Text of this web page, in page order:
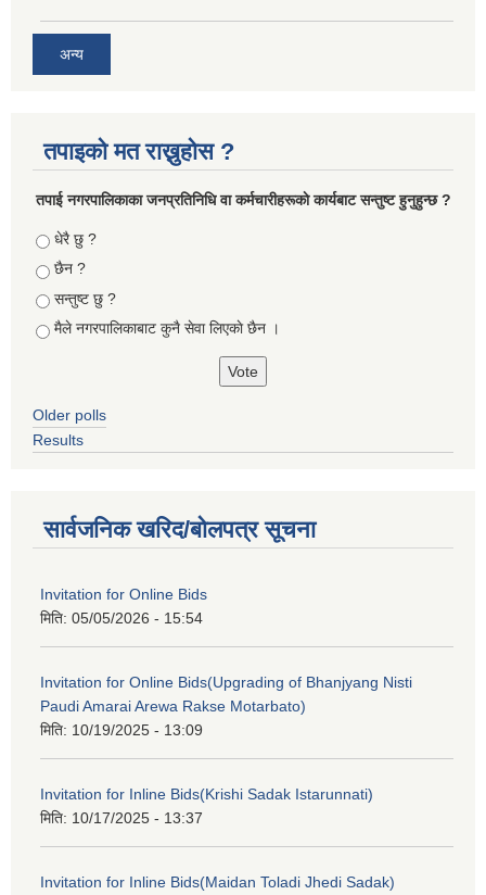
अन्य
तपाइको मत राख्नुहोस ?
तपा‌ई नगरपालिकाका जनप्रतिनिधि वा कर्मचारीहरूकाे कार्यबाट सन्तुष्ट हुनुहुन्छ ?
Choices
धेरै छु ?
छैन ?
सन्तुष्ट छु ?
मैले नगरपालिकाबाट कुनै सेवा लिएकाे छैन ।
Older polls
Results
सार्वजनिक खरिद/बोलपत्र सूचना
Invitation for Online Bids
मिति: 05/05/2026 - 15:54
Invitation for Online Bids(Upgrading of Bhanjyang Nisti
Paudi Amarai Arewa Rakse Motarbato)
मिति: 10/19/2025 - 13:09
Invitation for Inline Bids(Krishi Sadak Istarunnati)
मिति: 10/17/2025 - 13:37
Invitation for Inline Bids(Maidan Toladi Jhedi Sadak)